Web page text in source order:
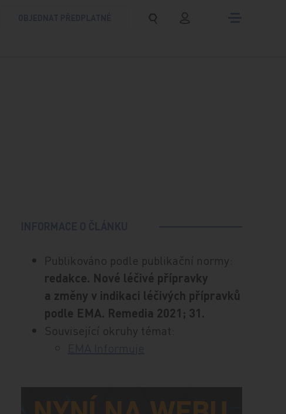
Publikováno podle publikační normy:
redakce. Nové léčivé přípravky
a změny v indikaci léčivých přípravků
podle EMA. Remedia 2021; 31.
Související okruhy témat: